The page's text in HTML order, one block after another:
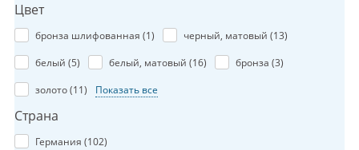
Цвет
бронза шлифованная (1) черный, матовый (13)
белый (5) белый, матовый (16) бронза (3)
золото (11) Показать все
Страна
Германия (102)